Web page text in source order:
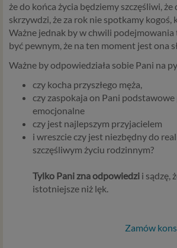
że do końca życia będziemy szczęśliwi,
skrzywdzi, że za rok nie spotkamy kogoś,
Ważne jednak by w chwili podejmowania
być pewnym, że na ten moment jest ona
Ważne by odpowiedziała sobie Pani na
czy kocha przyszłego męża,
czy zaspokaja on Pani
emocjonalne
czy jest najlepszym przyjacielem
i wreszcie czy jest niezbędny do
szczęśliwym życiu rodzinnym?
Tylko Pani zna odpowiedzi i sądzę,
istotniejsze niż lęk.
Zamów